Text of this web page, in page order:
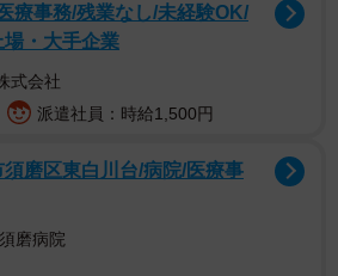
療事務/残業なし/未経験OK/
場・大手企業
式会社
派遣社員：時給1,500円
磨区東白川台/病院/医療事
磨病院